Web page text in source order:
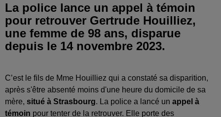
La police lance un appel à témoin
pour retrouver Gertrude Houilliez,
une femme de 98 ans, disparue
C’est le fils de Mme Houilliez qui a constaté sa disparition,
après s'être absenté moins d'une heure du domicile de sa
mère, situé à Strasbourg. La police a lancé un appel à
témoin pour tenter de la retrouver. Elle porte des